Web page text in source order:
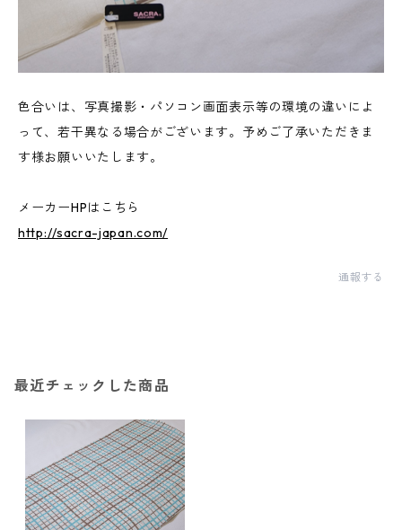
色合いは、写真撮影・パソコン画面表示等の環境の違いによ
って、若干異なる場合がございます。予めご了承いただきま
す様お願いいたします。
メーカーHPはこちら
http://sacra-japan.com/
通報する
最近チェックした商品